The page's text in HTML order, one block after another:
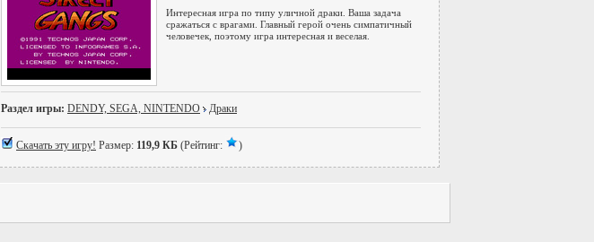
Интересная игра по типу уличной драки. Ваша задача
сражаться с врагами. Главный герой очень симпатичный
человечек, поэтому игра интересная и веселая.
Раздел игры: DENDY, SEGA, NINTENDO Драки
Скачать эту игру! Размер: 119,9 КБ (Рейтинг: )